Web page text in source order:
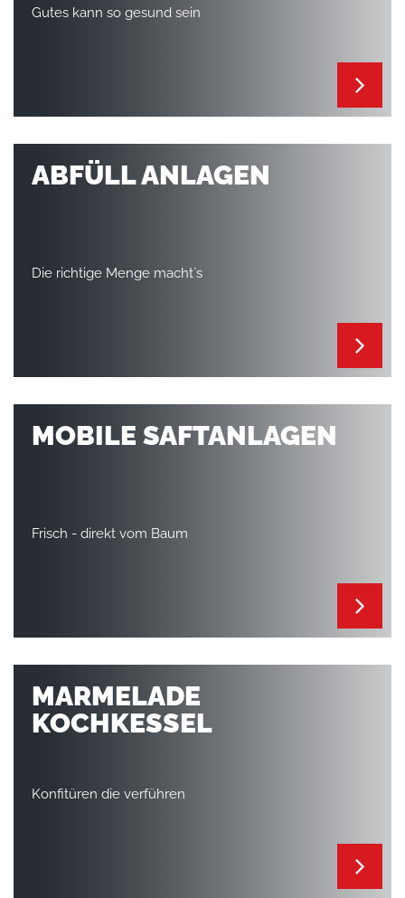
Gutes kann so gesund sein
ABFÜLL ANLAGEN
Die richtige Menge macht`s
MOBILE SAFTANLAGEN
Frisch - direkt vom Baum
MARMELADE
KOCHKESSEL
Konfitüren die verführen